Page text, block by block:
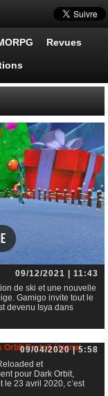
Revues
09/12/2021 | 11:43
de ski et une nouvelle
Gamigo invite tout le
devenu Isya dans
09/04/2020 | 5:58
et
pour Dark Orbit,
le 23 avril 2020, c’est